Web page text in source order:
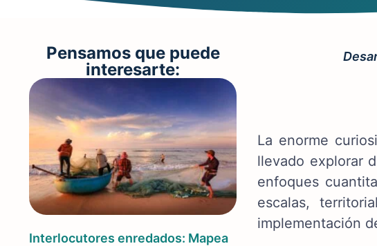
Pensamos que puede
interesarte:
Interlocutores enredados: Mapea
La enorme
llevado explorar
enfoques
escalas,
implementación